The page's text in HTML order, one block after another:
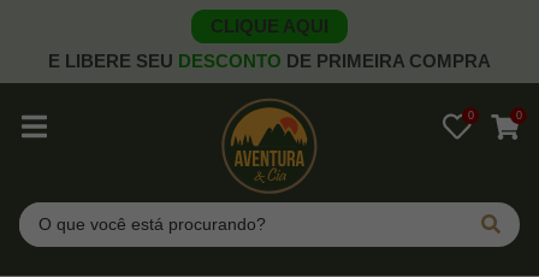
CLIQUE AQUI
E LIBERE SEU DESCONTO DE PRIMEIRA COMPRA
0 0
Pesquisar